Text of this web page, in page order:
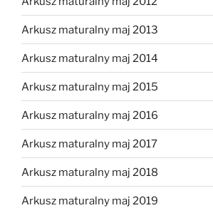
Arkusz maturalny maj 2013
Arkusz maturalny maj 2014
Arkusz maturalny maj 2015
Arkusz maturalny maj 2016
Arkusz maturalny maj 2017
Arkusz maturalny maj 2018
Arkusz maturalny maj 2019